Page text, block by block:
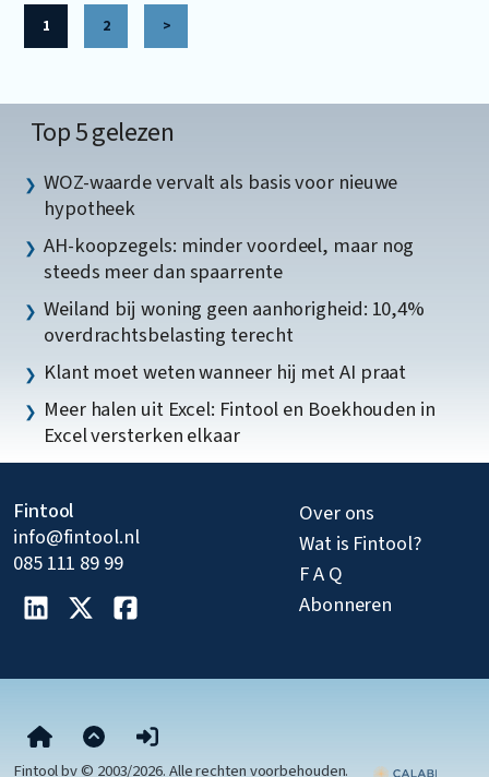
1 2 >
Top 5 gelezen
WOZ-waarde vervalt als basis voor nieuwe
hypotheek
AH-koopzegels: minder voordeel, maar nog
steeds meer dan spaarrente
Weiland bij woning geen aanhorigheid: 10,4%
overdrachtsbelasting terecht
Klant moet weten wanneer hij met AI praat
Meer halen uit Excel: Fintool en Boekhouden in
Excel versterken elkaar
Fintool
info@fintool.nl
085 111 89 99
Over ons
Wat is Fintool?
F A Q
Abonneren
Fintool bv © 2003/2026. Alle rechten voorbehouden.